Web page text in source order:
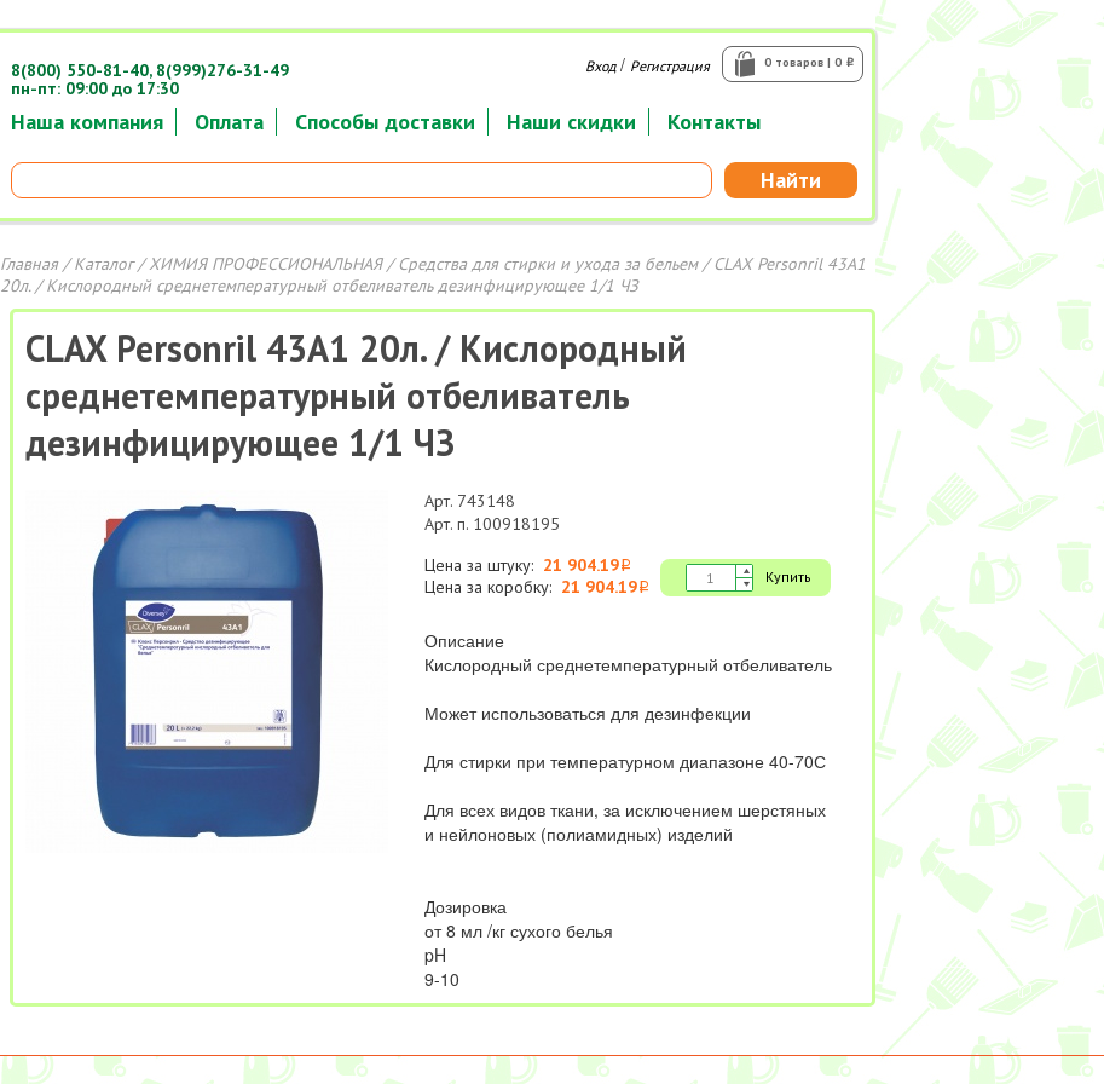
Наша компания Оплата Способы доставки Наши скидки Контакты
Найти
0 товаров | 0 i
Вход/ Регистрация
8(800) 550-81-40, 8(999)276-31-49
пн-пт: 09:00 до 17:30
Главная/Каталог/ХИМИЯ ПРОФЕССИОНАЛЬНАЯ/Средства для стирки и ухода за бельем/ CLAX Personril 43A1
20л. / Кислородный среднетемпературный отбеливатель дезинфицирующее 1/1 ЧЗ
CLAX Personril 43A1 20л. / Кислородный
среднетемпературный отбеливатель
дезинфицирующее 1/1 ЧЗ
Арт. 743148
Арт. п. 100918195
Цена за штуку: 21 904.19i
Цена за коробку: 21 904.19i
Купить
Описание
Кислородный среднетемпературный отбеливатель
Может использоваться для дезинфекции
Для стирки при температурном диапазоне 40-70С
Для всех видов ткани, за исключением шерстяных
и нейлоновых (полиамидных) изделий
Дозировка
от 8 мл /кг сухого белья
pH
9-10